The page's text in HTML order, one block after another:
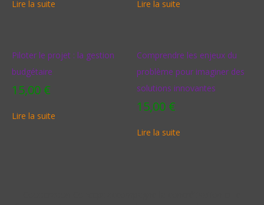
Lire la suite Lire la suite
Piloter le projet : la gestion
budgétaire
15,00 €
Lire la suite
Comprendre les enjeux du
problème pour imaginer des
solutions innovantes
15,00 €
Lire la suite